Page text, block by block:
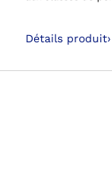
résine à couler.
Détails produit›